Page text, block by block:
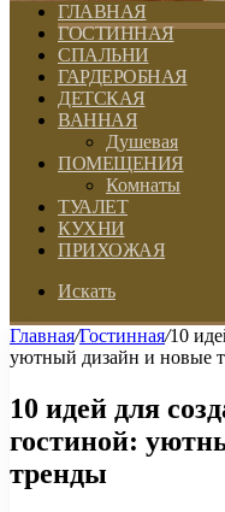
ГЛАВНАЯ
ГОСТИННАЯ
СПАЛЬНИ
ГАРДЕРОБНАЯ
ДЕТСКАЯ
ВАННАЯ
Душевая
ПОМЕЩЕНИЯ
Комнаты
ТУАЛЕТ
КУХНИ
ПРИХОЖАЯ
Искать
Главная/Гостинная/10
уютный дизайн и новые
10 идей для
гостиной:
тренды